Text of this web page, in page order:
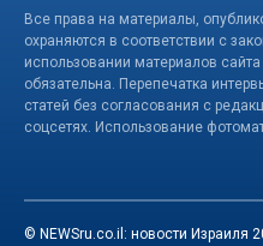
Все права на материалы,
охраняются в соответствии с
использовании материалов
обязательна. Перепечатка
статей без согласования с
соцсетях. Использование
© NEWSru.co.il: новости Израиля